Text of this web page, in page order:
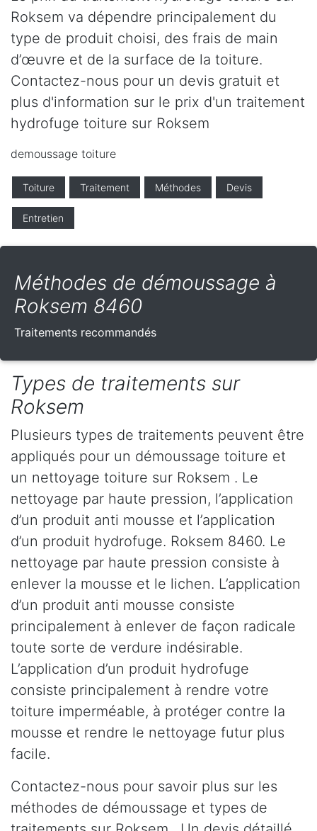
Roksem va dépendre principalement du
type de produit choisi, des frais de main
d’œuvre et de la surface de la toiture.
Contactez-nous pour un devis gratuit et
plus d'information sur le prix d'un traitement
hydrofuge toiture sur Roksem
demoussage toiture
Toiture Traitement Méthodes Devis
Entretien
Méthodes de démoussage à
Roksem 8460
Traitements recommandés
Types de traitements sur
Roksem
Plusieurs types de traitements peuvent être
appliqués pour un démoussage toiture et
un nettoyage toiture sur Roksem . Le
nettoyage par haute pression, l’application
d’un produit anti mousse et l’application
d’un produit hydrofuge. Roksem 8460. Le
nettoyage par haute pression consiste à
enlever la mousse et le lichen. L’application
d’un produit anti mousse consiste
principalement à enlever de façon radicale
toute sorte de verdure indésirable.
L’application d’un produit hydrofuge
consiste principalement à rendre votre
toiture imperméable, à protéger contre la
mousse et rendre le nettoyage futur plus
facile.
Contactez-nous pour savoir plus sur les
méthodes de démoussage et types de